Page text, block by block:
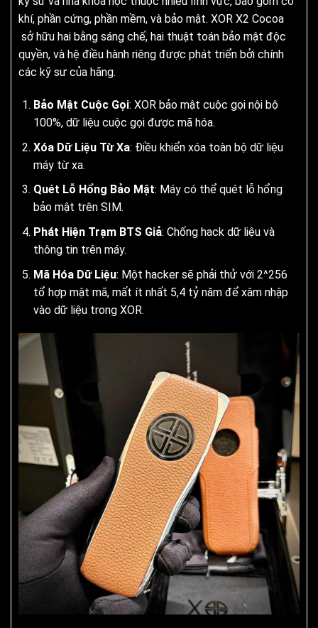
khí, phần cứng, phần mềm, và bảo mật. XOR X2 Cocoa
sở hữu hai bằng sáng chế, hai thuật toán bảo mật độc
quyền, và hệ điều hành riêng được phát triển bởi chính
các kỹ sư của hãng.
Bảo Mật Cuộc Gọi: XOR bảo mật cuộc gọi nội bộ
100%, dữ liệu cuộc gọi được mã hóa.
Xóa Dữ Liệu Từ Xa: Điều khiển xóa toàn bộ dữ liệu
máy từ xa.
Quét Lỗ Hổng Bảo Mật: Máy có thể quét lỗ hổng
bảo mật trên SIM.
Phát Hiện Trạm BTS Giả: Chống hack dữ liệu và
thông tin trên máy.
Mã Hóa Dữ Liệu: Một hacker sẽ phải thử với 2^256
tổ hợp mật mã, mất ít nhất 5,4 tỷ năm để xâm nhập
vào dữ liệu trong XOR.